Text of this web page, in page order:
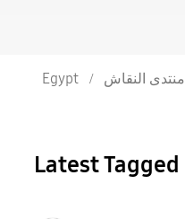
Egypt منتدى النقاش
Latest Tagged